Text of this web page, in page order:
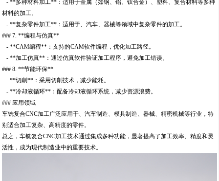
- **多种材料加工**：适用于金属（如钢、铝、钛合金）、塑料、复合材料等多种
材料的加工。
- **复杂零件加工**：适用于、汽车、器械等领域中复杂零件的加工。
### 7. **编程与仿真**
- **CAM编程**：支持的CAM软件编程，优化加工路径。
- **加工仿真**：通过仿真软件验证加工程序，避免加工错误。
### 8. **节能环保**
- **切削**：采用切削技术，减少能耗。
- **冷却液循环**：配备冷却液循环系统，减少资源浪费。
### 应用领域
车铣复合CNC加工广泛应用于、汽车制造、模具制造、器械、精密机械等行业，特
别适合加工复杂、高精度的零件。
总之，车铣复合CNC加工技术通过集成多种功能，显著提高了加工效率、精度和灵
活性，成为现代制造业中的重要技术。